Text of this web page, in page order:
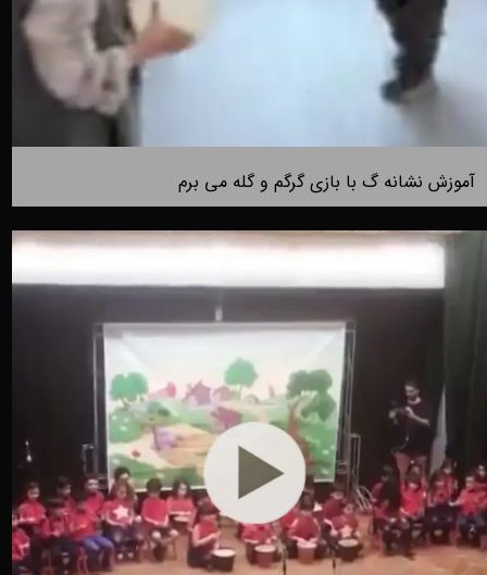
آموزش نشانه گ با بازی گرگم و گله می برم